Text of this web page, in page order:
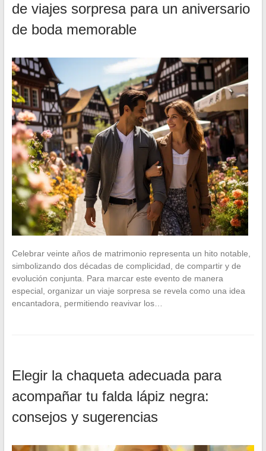
de viajes sorpresa para un aniversario
de boda memorable
Celebrar veinte años de matrimonio representa un hito notable,
simbolizando dos décadas de complicidad, de compartir y de
evolución conjunta. Para marcar este evento de manera
especial, organizar un viaje sorpresa se revela como una idea
encantadora, permitiendo reavivar los…
Elegir la chaqueta adecuada para
acompañar tu falda lápiz negra:
consejos y sugerencias